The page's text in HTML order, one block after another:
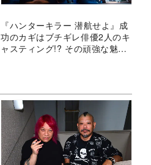
『ハンターキラー 潜航せよ』成
功のカギはブチギレ俳優2人のキ
ャスティング!? その頑強な魅力